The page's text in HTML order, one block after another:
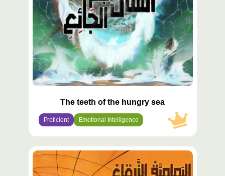
The teeth of the hungry sea
Proficient Emotional Intelligence